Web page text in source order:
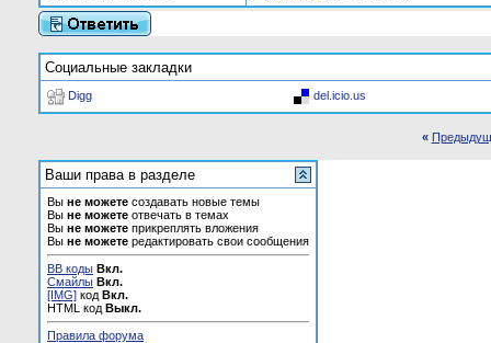
Социальные закладки
Digg del.icio.us
«
Ваши права в разделе
Вы не можете создавать новые темы
Вы не можете отвечать в темах
Вы не можете прикреплять вложения
Вы не можете редактировать свои сообщения
BB коды Вкл.
Смайлы Вкл.
[IMG] код Вкл.
HTML код Выкл.
Правила форума